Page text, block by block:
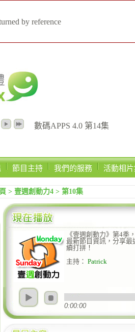
by reference
數碼APPS 4.0 第14集
節目主持 我們的服務 活動相
> 壹週創動力4 > 第10集
《壹週創動力》第4季
最新節目資訊，分享最
續打拼！
主持： Patrick
0:00:00